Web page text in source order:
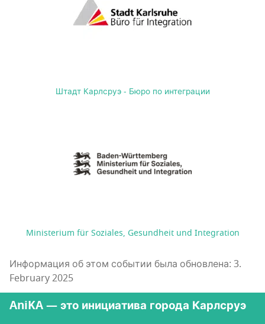
Штадт Карлсруэ - Бюро по интеграции
Ministerium für Soziales, Gesundheit und Integration
Информация об этом событии была обновлена: 3.
February 2025
AniKA — это инициатива города Карлсруэ